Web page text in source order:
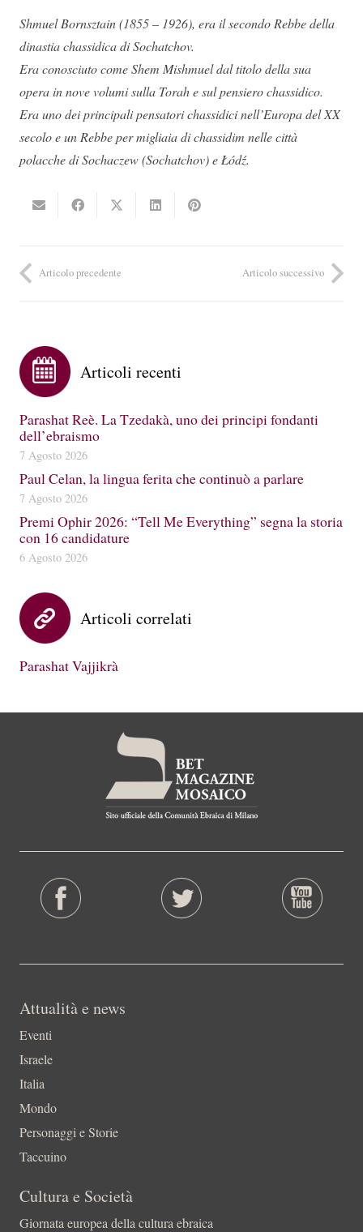
Shmuel Bornsztain (1855 – 1926), era il secondo Rebbe della
dinastia chassidica di Sochatchov.
Era conosciuto come Shem Mishmuel dal titolo della sua
opera in nove volumi sulla Torah e sul pensiero chassidico.
Era uno dei principali pensatori chassidici nell’Europa del XX
secolo e un Rebbe per migliaia di chassidim nelle città
polacche di Sochaczew (Sochatchov) e Łódź.
Articolo precedente Articolo successivo
Articoli recenti
Parashat Reè. La Tzedakà, uno dei principi fondanti
dell’ebraismo
7 Agosto 2026
Paul Celan, la lingua ferita che continuò a parlare
7 Agosto 2026
Premi Ophir 2026: “Tell Me Everything” segna la storia
con 16 candidature
6 Agosto 2026
Articoli correlati
Parashat Vajjikrà
Attualità e news
Eventi
Israele
Italia
Mondo
Personaggi e Storie
Taccuino
Cultura e Società
Giornata europea della cultura ebraica